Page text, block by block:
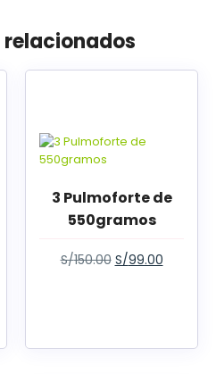
3 Pulmoforte de
550gramos
S/150.00 S/99.00